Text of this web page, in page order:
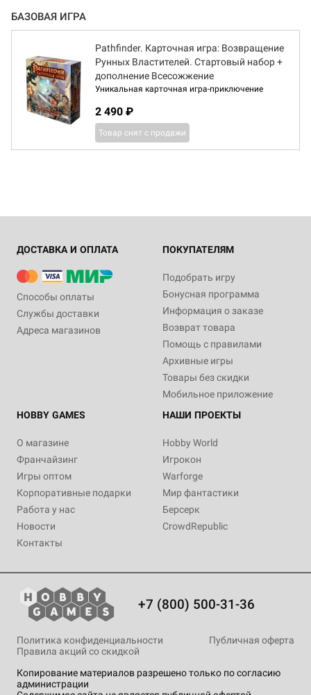
БАЗОВАЯ ИГРА
Pathfinder. Карточная игра: Возвращение
Рунных Властителей. Стартовый набор +
дополнение Всесожжение
Уникальная карточная игра-приключение
2 490 ₽
Товар снят с продажи
ДОСТАВКА И ОПЛАТА
Способы оплаты
Службы доставки
Адреса магазинов
ПОКУПАТЕЛЯМ
Подобрать игру
Бонусная программа
Информация о заказе
Возврат товара
Помощь с правилами
Архивные игры
Товары без скидки
Мобильное приложение
HOBBY GAMES
О магазине
Франчайзинг
Игры оптом
Корпоративные подарки
Работа у нас
Новости
Контакты
НАШИ ПРОЕКТЫ
Hobby World
Игрокон
Warforge
Мир фантастики
Берсерк
CrowdRepublic
+7 (800) 500-31-36
Копирование материалов разрешено только по согласию
администрации
Политика конфиденциальности
Публичная оферта
Правила акций со скидкой